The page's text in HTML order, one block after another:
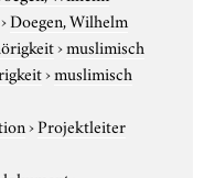
Doegen, Wilhelm
›muslimisch
›muslimisch
›Projektleiter